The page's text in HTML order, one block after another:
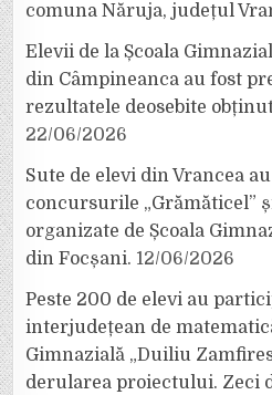
comuna Năruja, județul
Elevii de la Școala
din Câmpineanca au fost
rezultatele deosebite
22/06/2026
Sute de elevi din Vrancea
concursurile „Grămăticel”
organizate de Școala
din Focșani. 12/06/2026
Peste 200 de elevi au
interjudețean de
Gimnazială „Duiliu
derularea proiectului. Zeci